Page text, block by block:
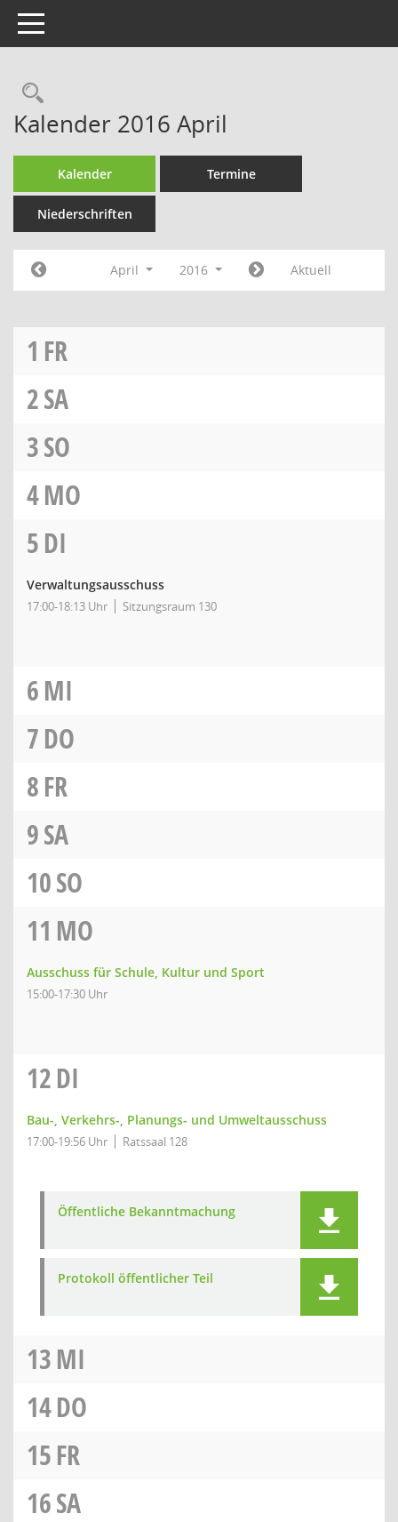
Toggle navigation
Rechercheauswahl
Kalender 2016 April
Kalender Termine
Niederschriften
April 2016 Aktuell
1 FR
2SA
3SO
4MO
5DI
Verwaltungsausschuss
17:00-18:13 Uhr Sitzungsraum 130
6MI
7DO
8FR
9SA
10SO
11 MO
Ausschuss für Schule, Kultur und Sport
15:00-17:30 Uhr
12DI
Bau-, Verkehrs-, Planungs- und Umweltausschuss
17:00-19:56 Uhr Ratssaal 128
Öffentliche Bekanntmachung
Protokoll öffentlicher Teil
13MI
14DO
15FR
16SA